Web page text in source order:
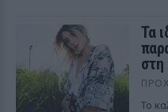
Τα
στη
To